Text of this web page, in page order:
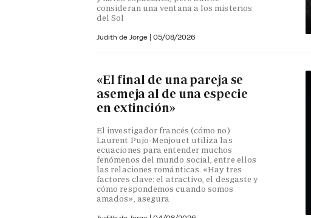
consideran una ventana a los misterios
del Sol
Judith de Jorge | 05/08/2026
«El final de una pareja se
asemeja al de una especie
en extinción»
El investigador francés (cómo no)
Laurent Pujo-Menjouet utiliza las
ecuaciones para entender muchos
fenómenos del mundo social, entre ellos
las relaciones románticas. «Hay tres
factores clave: el atractivo, el desgaste y
cómo respondemos cuando somos
amados», asegura